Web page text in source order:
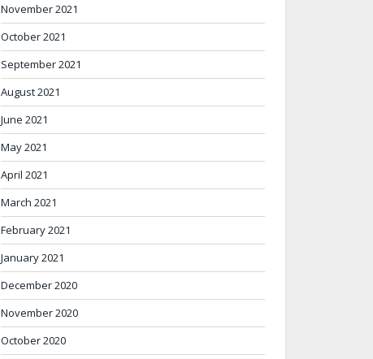
November 2021
October 2021
September 2021
August 2021
June 2021
May 2021
April 2021
March 2021
February 2021
January 2021
December 2020
November 2020
October 2020